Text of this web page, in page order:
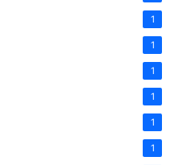
1
1
1
1
1
1